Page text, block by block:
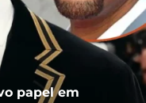
papel em